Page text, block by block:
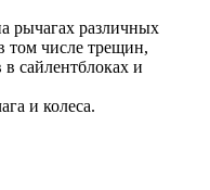
рычагах различных
том числе трещин,
сайлентблоках и
и колеса.